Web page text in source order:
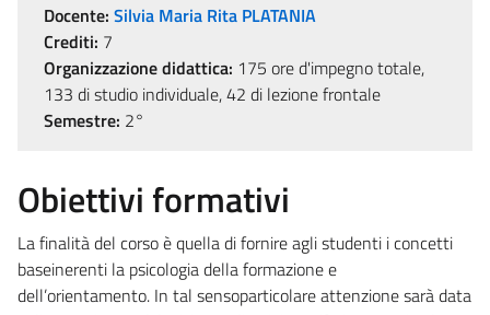
Docente: Silvia Maria Rita PLATANIA
Crediti: 7
Organizzazione didattica: 175 ore d'impegno totale,
133 di studio individuale, 42 di lezione frontale
Semestre: 2°
Obiettivi formativi
La finalità del corso è quella di fornire agli studenti i concetti
baseinerenti la psicologia della formazione e
dell’orientamento. In tal sensoparticolare attenzione sarà data